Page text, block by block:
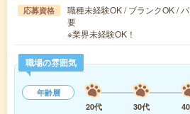
応募資格
職種未経験OK / ブランクOK /
要
※業界未経験OK！
職場の雰囲気
年齢層
20代
30代